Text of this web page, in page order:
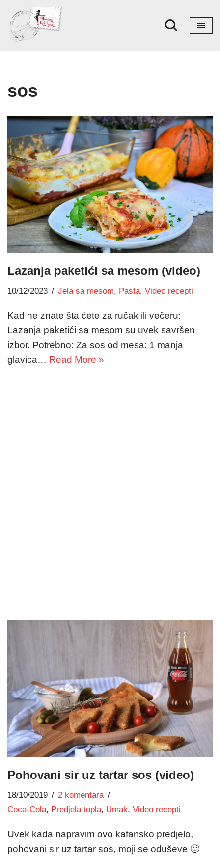
Skoči
na
sos
Lazanja paketići sa mesom (video)
10/12/2023 Jela sa mesom, Pasta, Video recepti
Kad ne znate šta ćete za ručak ili večeru:
Lazanja paketići sa mesom su uvek savršen
izbor. Potrebno: Za sos od mesa: 1 manja
glavica… Read More »
Pohovani sir uz tartar sos (video)
18/10/2019
2 komentara
Coca-Cola, Predjela topla, Umak, Video recepti
Uvek kada napravim ovo kafansko predjelo,
pohovani sir uz tartar sos, moji se oduševe 🙂